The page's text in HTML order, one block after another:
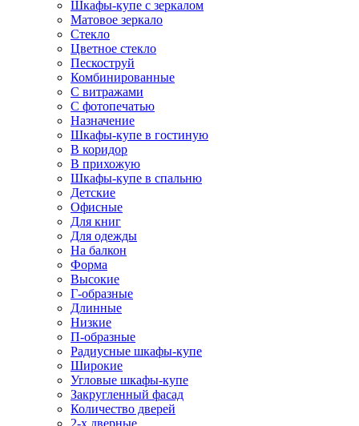
Шкафы-купе с зеркалом
Матовое зеркало
Стекло
Цветное стекло
Пескоструй
Комбинированные
С витражами
С фотопечатью
Назначение
Шкафы-купе в гостиную
В коридор
В прихожую
Шкафы-купе в спальню
Детские
Офисные
Для книг
Для одежды
На балкон
Форма
Высокие
Г-образные
Длинные
Низкие
П-образные
Радиусные шкафы-купе
Широкие
Угловые шкафы-купе
Закругленный фасад
Количество дверей
2-х дверные